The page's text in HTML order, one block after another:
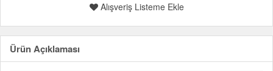
Alışveriş Listeme Ekle
Ürün Açıklaması